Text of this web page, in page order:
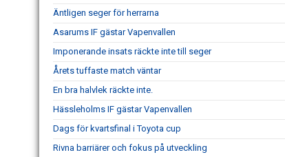
Äntligen seger för herrarna
Asarums IF gästar Vapenvallen
Imponerande insats räckte inte till seger
Årets tuffaste match väntar
En bra halvlek räckte inte.
Hässleholms IF gästar Vapenvallen
Dags för kvartsfinal i Toyota cup
Rivna barriärer och fokus på utveckling